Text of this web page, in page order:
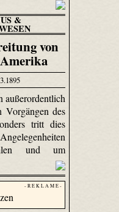
&
von
außerordentlich
Vorgängen des
tritt dies
und um
- R E K L A M E -